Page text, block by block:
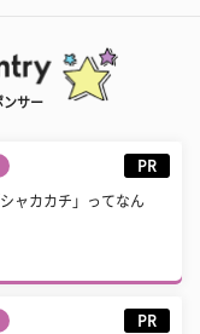
ンサー
PR
ャカカチ」ってなん
PR